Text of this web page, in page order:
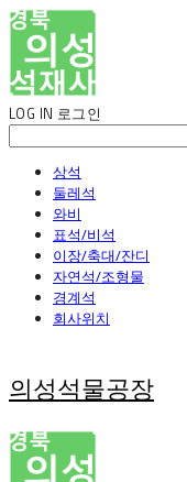
LOG IN 로그인
상석
둘레석
와비
표석/비석
이장/축대/잔디
자연석/조형물
경계석
회사위치
의성석물공장